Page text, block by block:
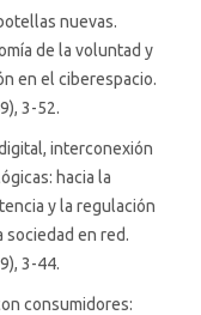
nuevas.
de la voluntad y
en el ciberespacio.
3-52.
interconexión
hacia la
y la regulación
sociedad en red.
3-44.
consumidores: